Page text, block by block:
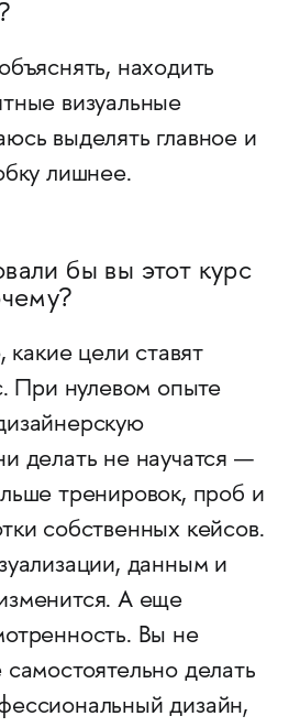
находить
визуальные
выделять главное и
лишнее.
бы вы этот курс
какие цели ставят
При нулевом опыте
делать не научатся —
тренировок, проб и
собственных кейсов.
данным и
А еще
Вы не
делать
дизайн,